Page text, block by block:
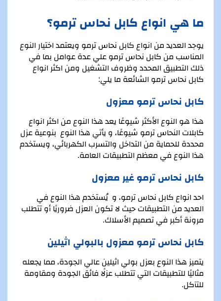
ما هي انواع كابل نحاس ترمو؟
يوجد العديد من انواع كابل نحاس ترمو ويعتمد اختيار النوع
المناسب من كابل نحاس ترمو علي عدة عوامل بما في
ذلك التطبيق المحدد وظروف التشغيل ومن اكثر انواع
كابل نحاس ترمو الشائعة ما يلي:
كابل نحاس ترمو معزول
هذا هو النوع الأكثر شيوعًا يعد هذا النوع من اكثر انواع
كابلات النحاس ترمو شيوعًا، و يأتي هذا النوع بنوعية عزل
محددة للحماية من التداخل والتسرب الكهربائي، ويستخدم
هذا النوع في معظم التطبيقات العامة.
كابل نحاس ترمو غير معزول
احد انواع كابل نحاس ترمو، و يُستخدم هذا النوع في
العديد من التطبيقات حيث لا تكون العزل ضروريًا أو تتطلب
مرونة أكبر في تصميم الأسلاك.
كابل نحاس ترمو معزول بالبولي اثيلين
يتميز هذا النوع بعزل بولي اثيلين عالي الجودة، مما يجعله
مثاليًا للتطبيقات التي تتطلب عزلًا فائق الجودة ومقاومة
للتآكل.